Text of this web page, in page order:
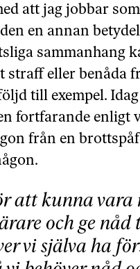
att jag jobbar
en annan
sammanhang
straff eller benåda
till exempel.
fortfarande enligt
från en
att kunna vara
och ge
vi själva ha